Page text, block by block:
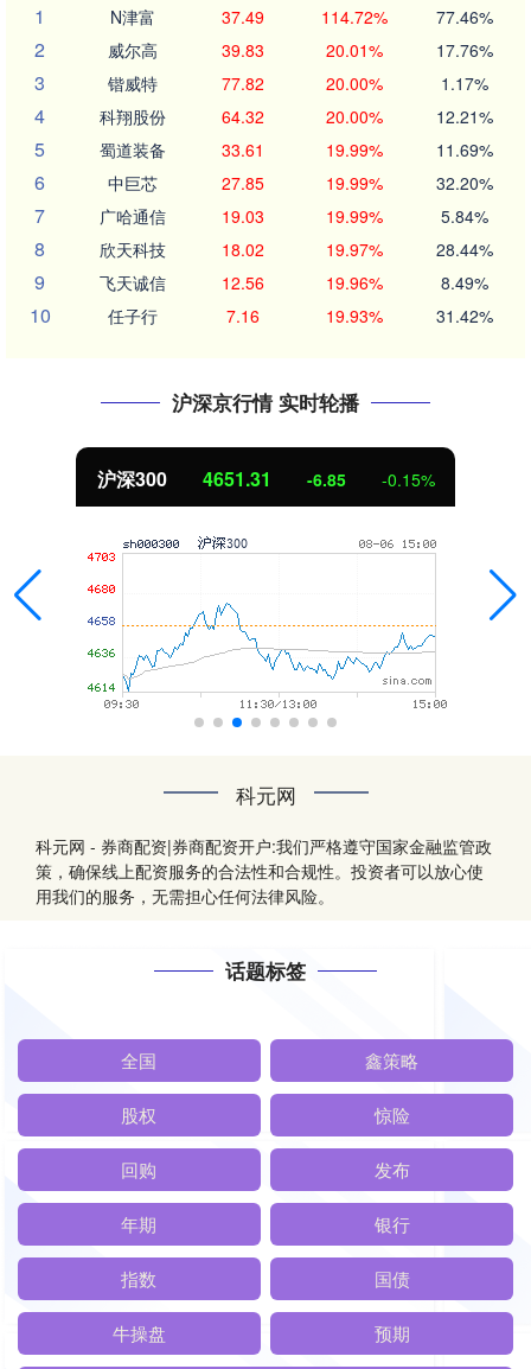
1
N津富 37.49 114.72% 77.46%
2 威尔高 39.83 20.01% 17.76%
3 锴威特 77.82 20.00% 1.17%
4 科翔股份 64.32 20.00% 12.21%
5 蜀道装备 33.61 19.99% 11.69%
6 中巨芯 27.85 19.99% 32.20%
7 广哈通信 19.03 19.99% 5.84%
8 欣天科技 18.02 19.97% 28.44%
9 飞天诚信 12.56 19.96% 8.49%
10 任子行 7.16 19.93% 31.42%
沪深京行情 实时轮播
沪深300 4651.31 -6.85 -0.15%
科元网
科元网 - 券商配资|券商配资开户:我们严格遵守国家金融监管政
策，确保线上配资服务的合法性和合规性。投资者可以放心使
用我们的服务，无需担心任何法律风险。
话题标签
全国 鑫策略
股权 惊险
回购 发布
年期 银行
指数 国债
牛操盘 预期